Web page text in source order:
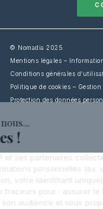
© Nomadia 2025
Mentions légales –
Conditions générales
Politique de cookies –
Protection des données